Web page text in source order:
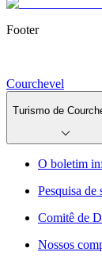
Footer
Courchevel
Turismo de
O boletim
Pesquisa de
Comitê de
Nossos